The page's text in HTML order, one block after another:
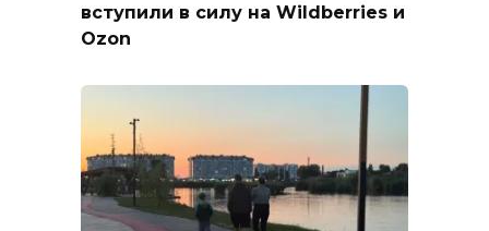
вступили в силу на Wildberries и
Ozon